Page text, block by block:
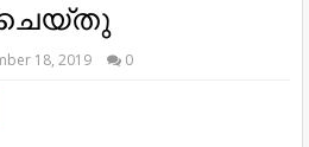
18, 2019 0